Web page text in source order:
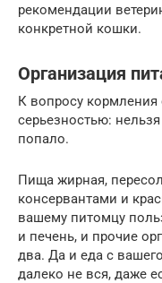
рекомендации
конкретной кошки.
Организация
К вопросу кормления
серьезностью:
попало.
Пища жирная,
консервантами и
вашему питомцу
и печень, и прочие
два. Да и еда с
далеко не вся, даже